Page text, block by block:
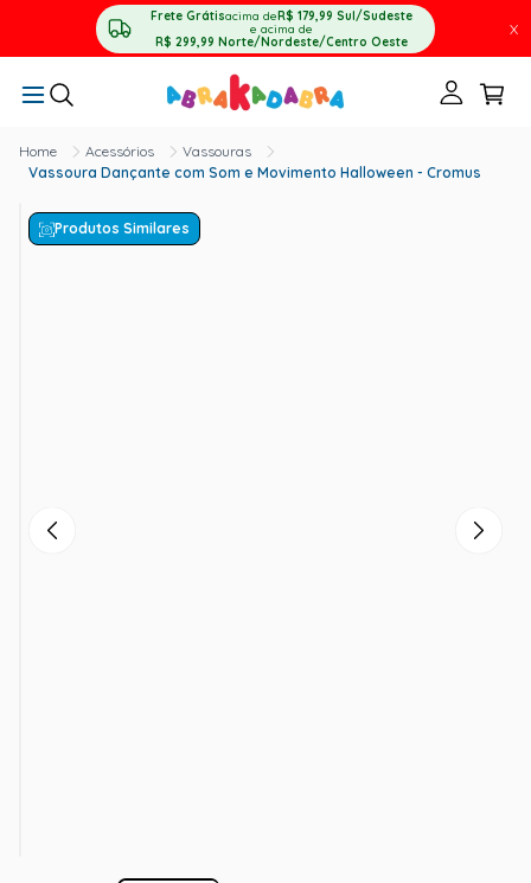
Frete Grátisacima deR$ 179,99 Sul/Sudeste
e acima de
R$ 299,99 Norte/Nordeste/Centro Oeste
X
Acessórios
Vassouras
Vassoura Dançante com Som e Movimento Halloween - Cromus
Produtos Similares